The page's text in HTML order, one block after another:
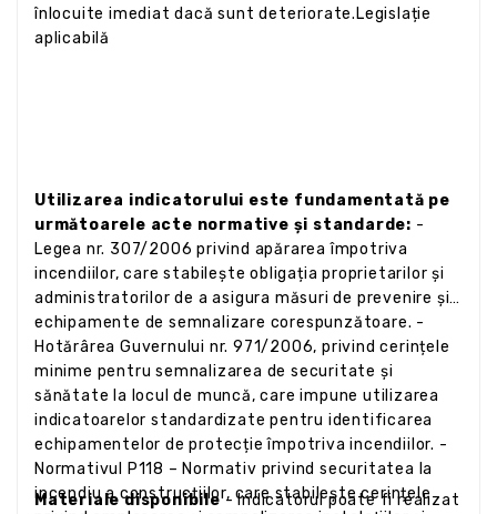
înlocuite imediat dacă sunt deteriorate.Legislație
aplicabilă
Utilizarea indicatorului este fundamentată pe
următoarele acte normative și standarde: -
Legea nr. 307/2006 privind apărarea împotriva
incendiilor, care stabilește obligația proprietarilor și
administratorilor de a asigura măsuri de prevenire și
echipamente de semnalizare corespunzătoare. -
Hotărârea Guvernului nr. 971/2006, privind cerințele
minime pentru semnalizarea de securitate și
sănătate la locul de muncă, care impune utilizarea
indicatoarelor standardizate pentru identificarea
echipamentelor de protecție împotriva incendiilor. -
Normativul P118 – Normativ privind securitatea la
incendiu a construcțiilor, care stabilește cerințele
Materiale disponibile- Indicatorul poate fi realizat